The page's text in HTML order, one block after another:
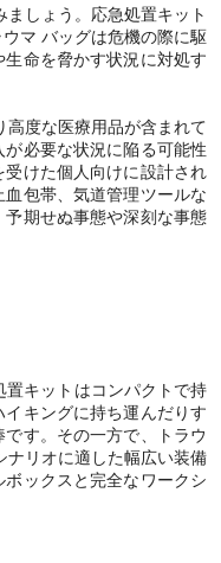
しょう。応急処置キット
マ バッグは危機の際に駆
命を脅かす状況に対処す
度な医療用品が含まれて
必要な状況に陥る可能性
けた個人向けに設計され
包帯、気道管理ツールな
期せぬ事態や深刻な事態
キットはコンパクトで持
キングに持ち運んだりす
す。その一方で、トラウ
ナリオに適した幅広い装備
ックスと完全なワークシ